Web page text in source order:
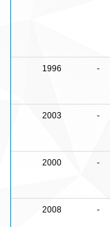
1996 -
2003 -
2000 -
2008 -